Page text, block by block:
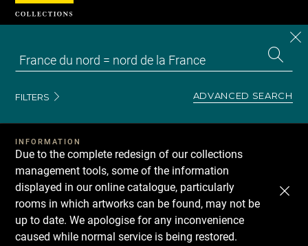
FILTERS ADVANCED SEARCH
INFORMATION
Due to the complete redesign of our collections
management tools, some of the information
displayed in our online catalogue, particularly
rooms in which artworks can be found, may not be
up to date. We apologise for any inconvenience
caused while normal service is being restored.
Cookies management panel